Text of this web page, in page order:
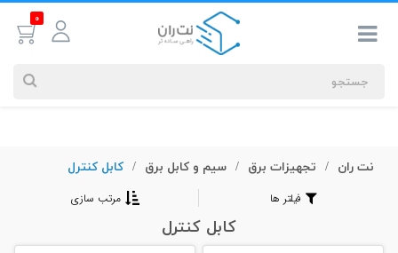
0
جستجوهای
نت ران / تجهیزات برق / سیم و کابل برق / کابل کنترل
فیلتر ها مرتب سازی
کابل کنترل